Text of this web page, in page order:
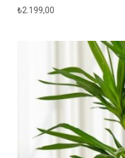
₺2.199,00